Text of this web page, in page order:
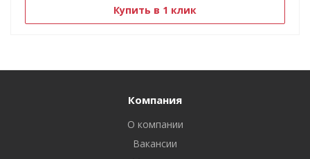
Купить в 1 клик
Компания
О компании
Вакансии